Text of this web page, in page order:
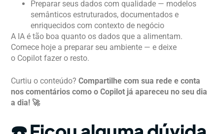
Preparar seus dados com qualidade — modelos
semânticos estruturados, documentados e
enriquecidos com contexto de negócio
A IA é tão boa quanto os dados que a alimentam.
Comece hoje a preparar seu ambiente — e deixe
o Copilot fazer o resto.
Curtiu o conteúdo?Compartilhe com sua rede e conta
nos comentários como o Copilot já apareceu no seu dia
a dia! 🚀